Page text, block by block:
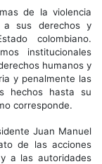
de la violencia
a sus derechos y
colombiano.
institucionales
humanos y
y penalmente las
hechos hasta su
corresponde.
Juan Manuel
de las acciones
a las autoridades